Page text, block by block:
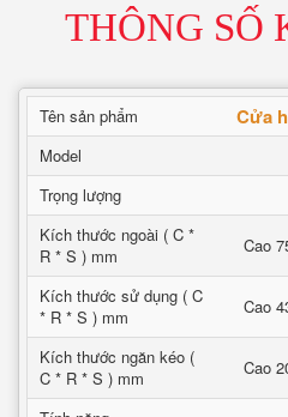
THÔNG SỐ
Tên sản phẩm Cửa
Model
Trọng lượng
Kích thước ngoài ( C *
R * S ) mm
Cao
Kích thước sử dụng ( C
* R * S ) mm
Cao
Kích thước ngăn kéo (
C * R * S ) mm
Cao